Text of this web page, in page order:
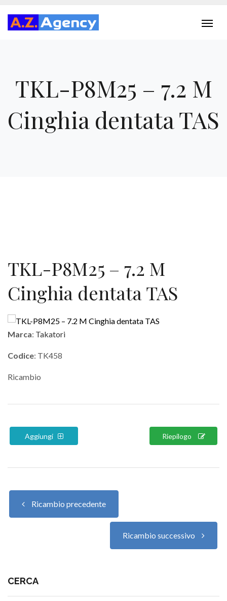
TKL-P8M25 – 7.2 M
Cinghia dentata TAS
TKL-P8M25 – 7.2 M
Cinghia dentata TAS
Marca: Takatori
Codice: TK458
Ricambio
Aggiungi Riepilogo
Ricambio precedente
Ricambio successivo
CERCA